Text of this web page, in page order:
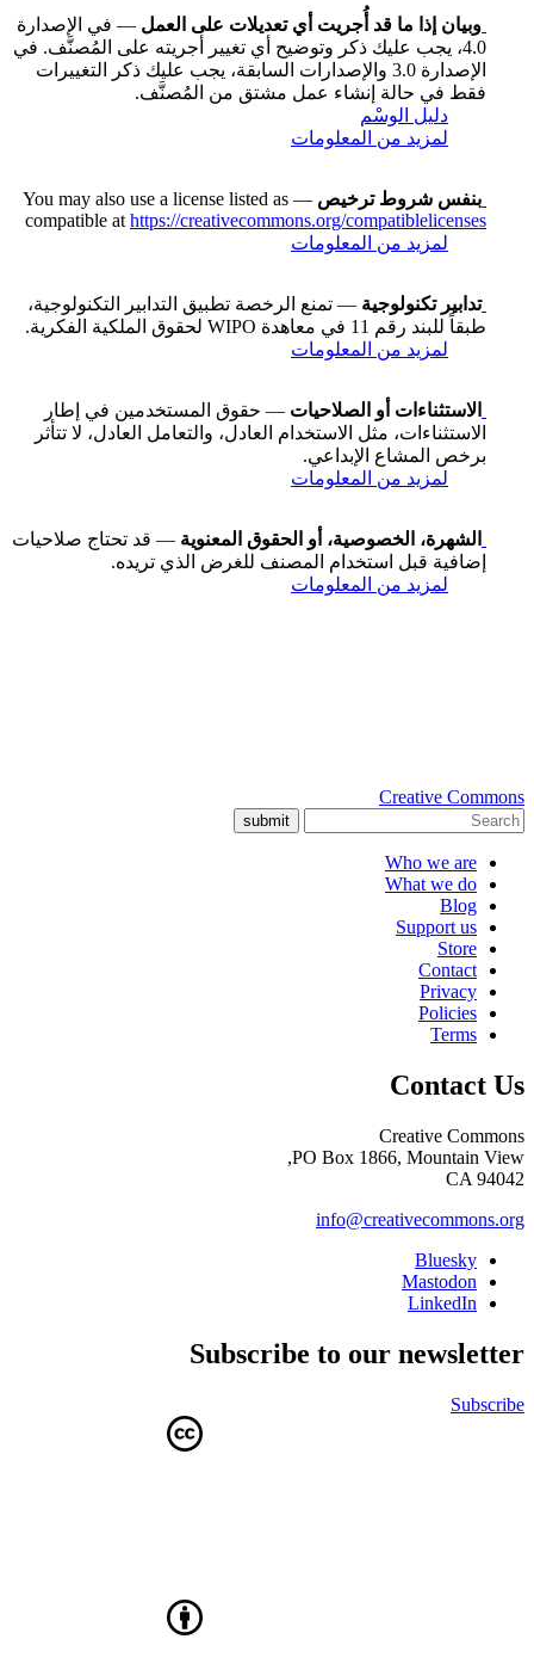
وبيان إذا ما قد أُجريت أي تعديلات على العمل — في الإصدارة
4.0، يجب عليك ذكر وتوضيح أي تغيير أجريته على المُصنَّف. في
الإصدارة 3.0 والإصدارات السابقة، يجب عليك ذكر التغييرات
فقط في حالة إنشاء عمل مشتق من المُصنَّف.
دليل الوسْم
لمزيد من المعلومات
بنفس شروط ترخيص
— You may also use a license listed as
compatible at https://creativecommons.org/compatiblelicenses
لمزيد من المعلومات
تدابير تكنولوجية — تمنع الرخصة تطبيق التدابير التكنولوجية،
طبقاً للبند رقم 11 في معاهدة WIPO لحقوق الملكية الفكرية.
لمزيد من المعلومات
الاستثناءات أو الصلاحيات — حقوق المستخدمين في إطار
الاستثناءات، مثل الاستخدام العادل، والتعامل العادل، لا تتأثر
برخص المشاع الإبداعي.
لمزيد من المعلومات
الشهرة، الخصوصية، أو الحقوق المعنوية — قد تحتاج صلاحيات
إضافية قبل استخدام المصنف للغرض الذي تريده.
لمزيد من المعلومات
Creative Commons
submit
Who we are
What we do
Blog
Support us
Store
Contact
Privacy
Policies
Terms
Contact Us
Creative Commons
PO Box 1866, Mountain View,
CA 94042
info@creativecommons.org
Bluesky
Mastodon
LinkedIn
Subscribe to our newsletter
Subscribe